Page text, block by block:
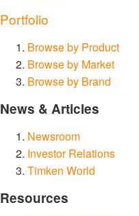
Portfolio
Browse by Product
Browse by Market
Browse by Brand
News & Articles
Newsroom
Investor Relations
Timken World
Resources